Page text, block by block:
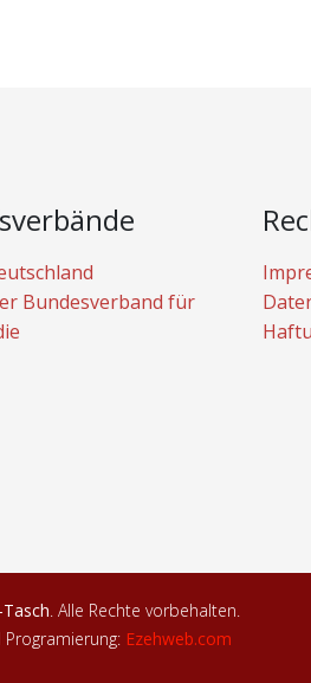
Bundesverband für
. Alle Rechte vorbehalten.
Ezehweb.com